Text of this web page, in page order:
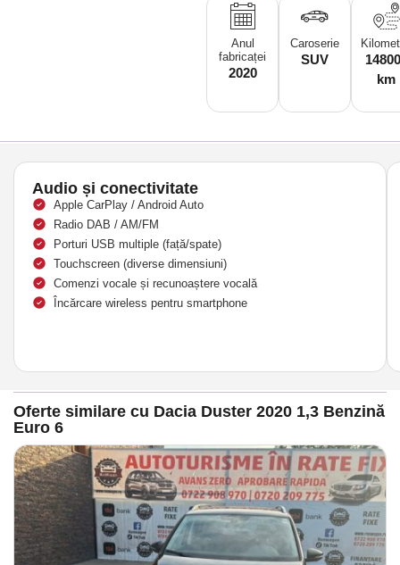
Anul
fabricaței
2020
Caroserie
SUV
km
Audio și conectivitate
Apple CarPlay / Android Auto
Radio DAB / AM/FM
Porturi USB multiple (față/spate)
Touchscreen (diverse dimensiuni)
Comenzi vocale și recunoaștere vocală
Încărcare wireless pentru smartphone
Oferte similare cu Dacia Duster 2020 1,3 Benzină
Euro 6